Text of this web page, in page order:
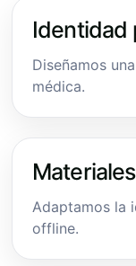
Identidad
Diseñamos
médica.
Adaptamos la
offline.